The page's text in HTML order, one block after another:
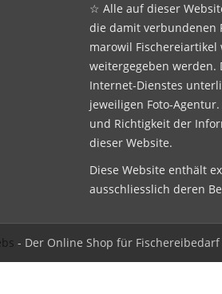
☆ Alle auf dieser
die damit verbundenen
marowil
weitergegeben werden.
Internet-Dienstes
jeweiligen Foto-
und Richtigkeit der
dieser Website.
Diese Website enthält
ausschliesslich deren
- Der Online Shop für